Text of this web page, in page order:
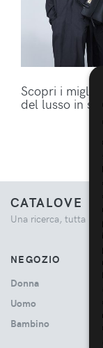
Scopri i
del lusso in
CATALOVE
Una ricerca, tutta la
NEGOZIO
Donna
Uomo
Bambino